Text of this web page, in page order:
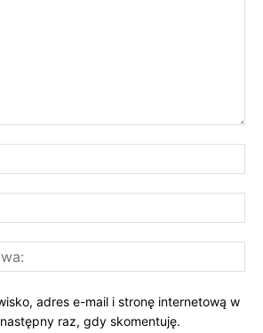
adres e-mail i stronę internetową w
raz, gdy skomentuję.